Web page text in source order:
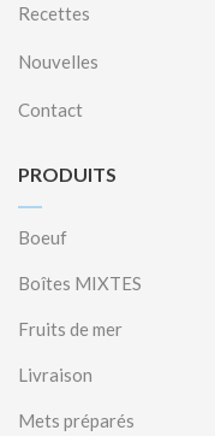
Recettes
Nouvelles
Contact
PRODUITS
Boeuf
Boîtes MIXTES
Fruits de mer
Livraison
Mets préparés